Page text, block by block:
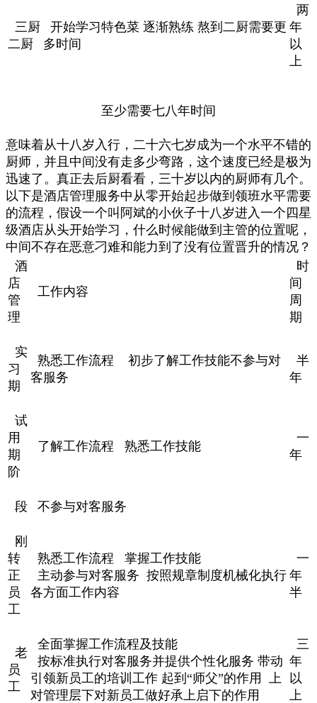
三厨
二厨
开始学习特色菜 逐渐熟练 熬到二厨需要更
多时间
两
年
以
上
至少需要七八年时间
意味着从十八岁入行，二十六七岁成为一个水平不错的
厨师，并且中间没有走多少弯路，这个速度已经是极为
迅速了。真正去后厨看看，三十岁以内的厨师有几个。
以下是酒店管理服务中从零开始起步做到领班水平需要
的流程，假设一个叫阿斌的小伙子十八岁进入一个四星
级酒店从头开始学习，什么时候能做到主管的位置呢，
中间不存在恶意刁难和能力到了没有位置晋升的情况？
酒
店
管
理
工作内容
时
间
周
期
实
习
期
熟悉工作流程 初步了解工作技能不参与对
客服务
半
年
试
用
期
阶
了解工作流程 熟悉工作技能
一
年
段 不参与对客服务
刚
转
正
员
工
熟悉工作流程 掌握工作技能
主动参与对客服务 按照规章制度机械化执行
各方面工作内容
一
年
半
老
员
工
全面掌握工作流程及技能
按标准执行对客服务并提供个性化服务 带动
引领新员工的培训工作 起到“师父”的作用 上
对管理层下对新员工做好承上启下的作用
三
年
以
上